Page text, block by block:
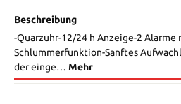
Beschreibung
-Quarzuhr-12/24 h Anzeige-2
Schlummerfunktion-Sanftes
der einge… Mehr